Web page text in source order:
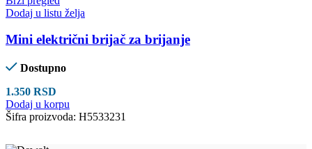
Dodaj u listu želja
Mini električni brijač za brijanje
Dostupno
1.350 RSD
Dodaj u korpu
Šifra proizvoda: H5533231